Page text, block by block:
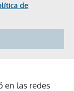
de
en las redes